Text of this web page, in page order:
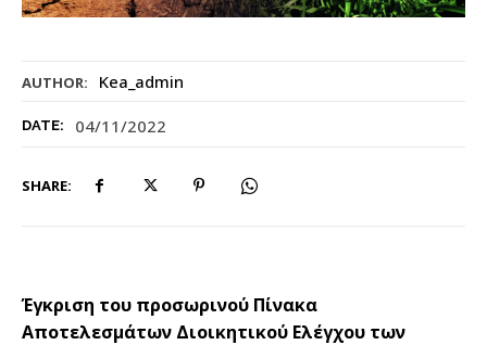
AUTHOR: Kea_admin
DATE: 04/11/2022
SHARE:
Έγκριση του προσωρινού Πίνακα
Αποτελεσμάτων Διοικητικού Ελέγχου των